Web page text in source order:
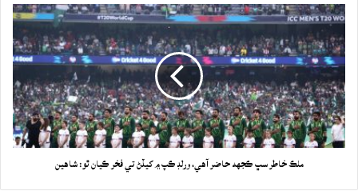
ملڪ خاطر سڀ ڪجهه حاضر آهي، ورلڊ ڪپ ۾ کيڏڻ تي فخر ڪيان ٿو: شاهين